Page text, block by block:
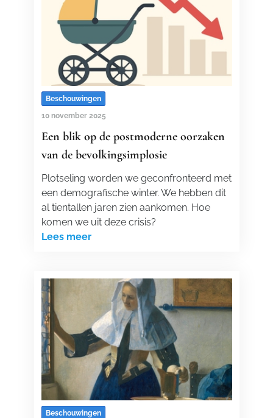
Beschouwingen
10 november 2025
Een blik op de postmoderne oorzaken
van de bevolkingsimplosie
Plotseling worden we geconfronteerd met
een demografische winter. We hebben dit
al tientallen jaren zien aankomen. Hoe
komen we uit deze crisis?
Lees meer
Beschouwingen